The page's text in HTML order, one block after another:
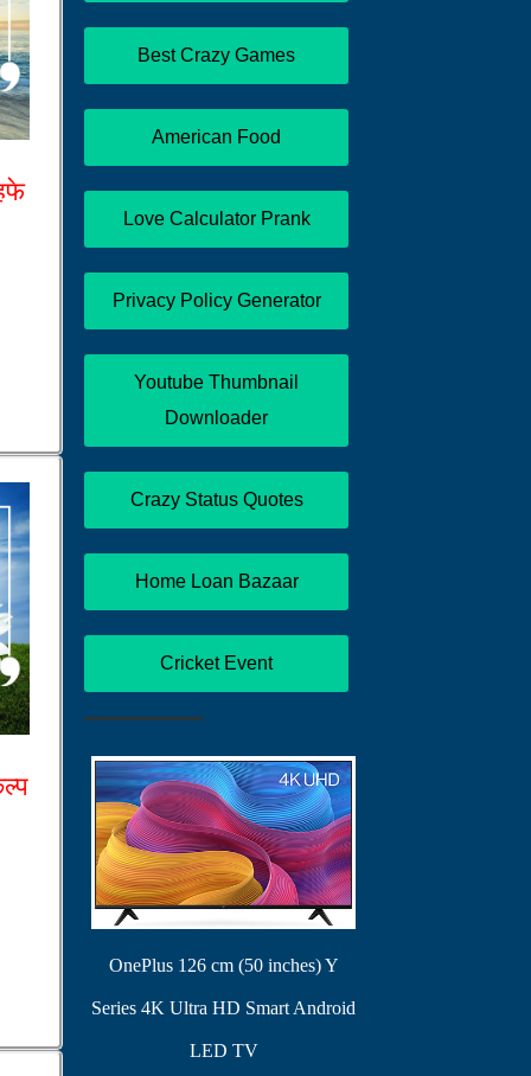
Best Crazy Games
American Food
Love Calculator Prank
Privacy Policy Generator
Youtube Thumbnail
Downloader
Crazy Status Quotes
Home Loan Bazaar
Cricket Event
OnePlus 126 cm (50 inches) Y
Series 4K Ultra HD Smart Android
LED TV